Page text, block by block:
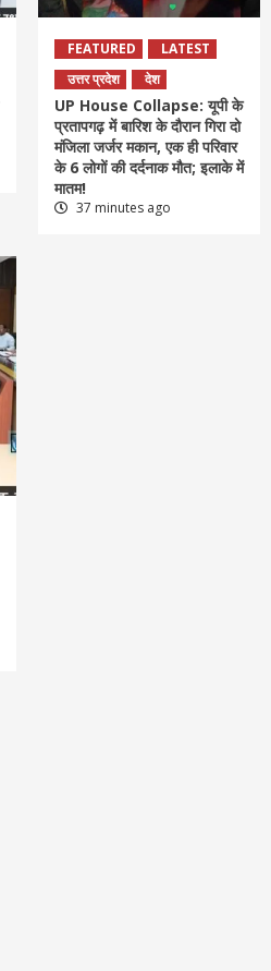
FEATURED
LATEST
उत्तर प्रदेश
देश
UP House Collapse: यूपी के
प्रतापगढ़ में बारिश के दौरान गिरा दो
मंजिला जर्जर मकान, एक ही परिवार
के 6 लोगों की दर्दनाक मौत; इलाके में
मातम!
37 minutes ago